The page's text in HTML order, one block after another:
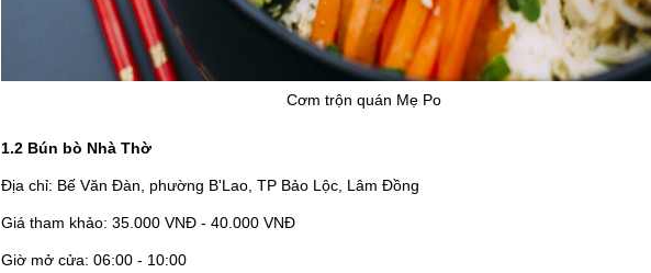
Cơm trộn quán Mẹ Po
1.2 Bún bò Nhà Thờ
Địa chỉ: Bế Văn Đàn, phường B'Lao, TP Bảo Lộc, Lâm Đồng
Giá tham khảo: 35.000 VNĐ - 40.000 VNĐ
Giờ mở cửa: 06:00 - 10:00